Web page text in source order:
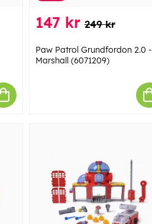
147 kr 249 kr
Paw Patrol Grundfordon 2.0 -
Marshall (6071209)